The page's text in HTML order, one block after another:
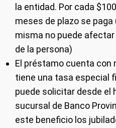
la entidad. Por cada
meses de plazo se
misma no puede
de la persona)
El préstamo cuenta con
tiene una tasa especial
puede solicitar desde el
sucursal de Banco
este beneficio los